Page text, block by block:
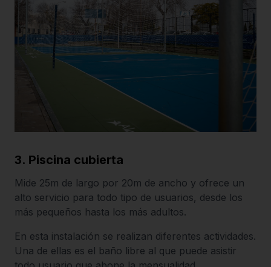
3. Piscina cubierta
Mide 25m de largo por 20m de ancho y ofrece un
alto servicio para todo tipo de usuarios, desde los
más pequeños hasta los más adultos.
En esta instalación se realizan diferentes actividades.
Una de ellas es el baño libre al que puede asistir